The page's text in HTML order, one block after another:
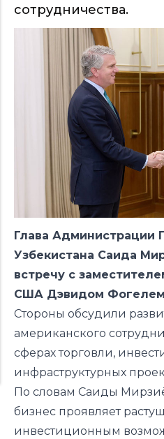
сотрудничества.
Глава Администрации
Узбекистана Саида
встречу с
США Дэвидом
Стороны обсудили
американского
сферах торговли,
инфраструктурных
По словам Саиды
бизнес проявляет
инвестиционным